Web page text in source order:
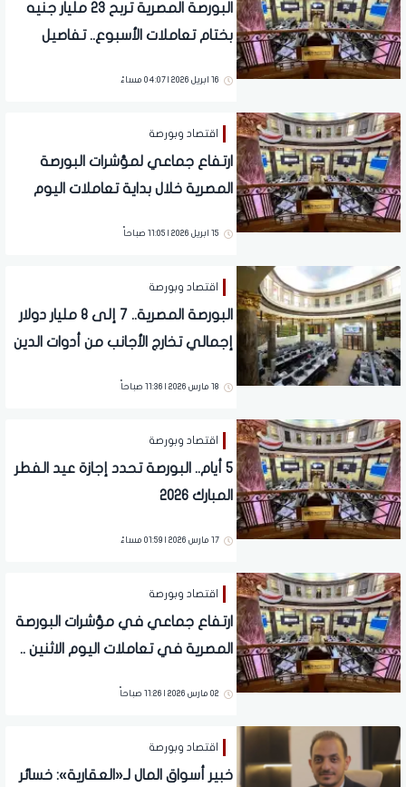
البورصة المصرية تربح 23 مليار جنيه
بختام تعاملات الأسبوع.. تفاصيل
16 ابريل 2026 | 04:07 مساءً
اقتصاد وبورصة
ارتفاع جماعي لمؤشرات البورصة
المصرية خلال بداية تعاملات اليوم
15 ابريل 2026 | 11:05 صباحاً
اقتصاد وبورصة
البورصة المصرية.. 7 إلى 8 مليار دولار
إجمالي تخارج الأجانب من أدوات الدين
18 مارس 2026 | 11:36 صباحاً
اقتصاد وبورصة
5 أيام.. البورصة تحدد إجازة عيد الفطر
المبارك 2026
17 مارس 2026 | 01:59 مساءً
اقتصاد وبورصة
ارتفاع جماعي في مؤشرات البورصة
المصرية في تعاملات اليوم الاثنين ..
02 مارس 2026 | 11:26 صباحاً
اقتصاد وبورصة
خبير أسواق المال لـ«العقارية»: خسائر